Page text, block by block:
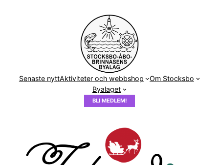
Senaste nyttAktiviteter och webbshop
Om Stocksbo
Byalaget
BLI MEDLEM!